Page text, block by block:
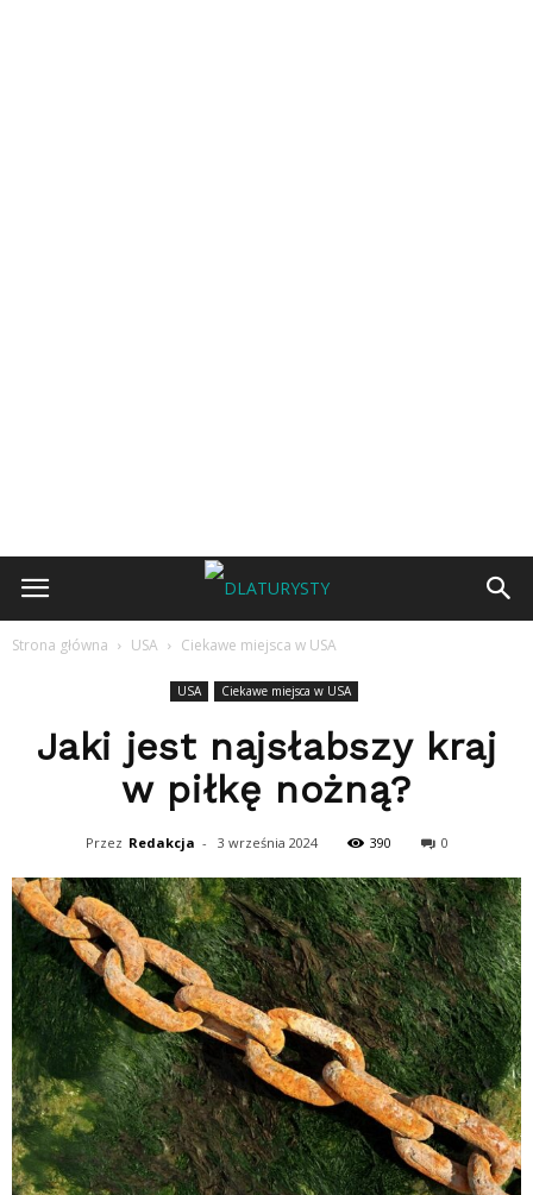
Strona główna USA Ciekawe miejsca w USA
USA Ciekawe miejsca w USA
Jaki jest najsłabszy kraj
w piłkę nożną?
Przez Redakcja - 3 września 2024 390 0